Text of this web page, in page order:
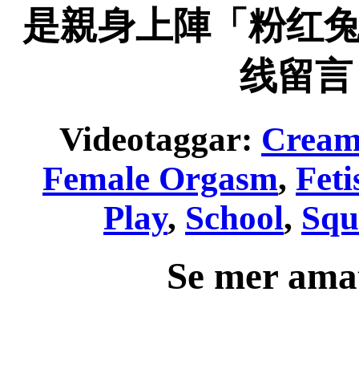
是親身上陣「粉红
线留言
Videotaggar:
Female Orgasm,
Play, School,
Se mer